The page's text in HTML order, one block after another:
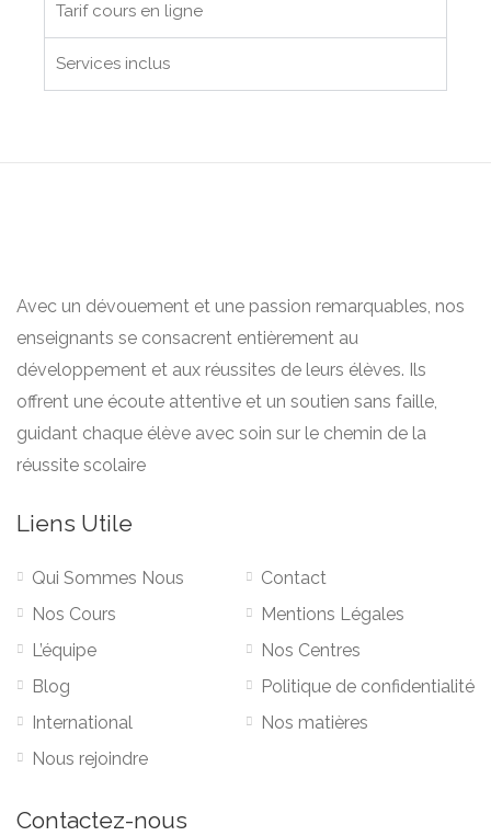
Tarif cours en ligne
Services inclus
Avec un dévouement et une passion remarquables, nos
enseignants se consacrent entièrement au
développement et aux réussites de leurs élèves. Ils
offrent une écoute attentive et un soutien sans faille,
guidant chaque élève avec soin sur le chemin de la
réussite scolaire
Liens Utile
Qui Sommes Nous
Nos Cours
L’équipe
Blog
International
Nous rejoindre
Contact
Mentions Légales
Nos Centres
Politique de confidentialité
Nos matières
Contactez-nous